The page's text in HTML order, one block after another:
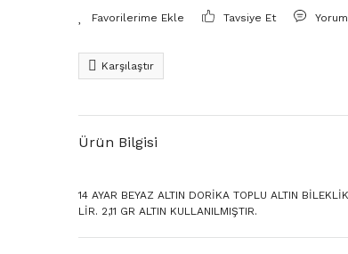
Tavsiye Et
Karşılaştır
Ürün Bilgisi
14 AYAR BEYAZ ALTIN DORİKA TOPLU ALTIN
LİR. 2,11 GR ALTIN KULLANILMIŞTIR.